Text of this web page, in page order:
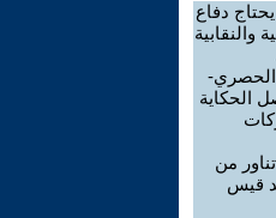
يحتاج دفاع
والنقابية
الحصري-
الحكاية
من
قيس